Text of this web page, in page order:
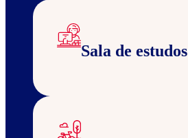
Sala de estudos